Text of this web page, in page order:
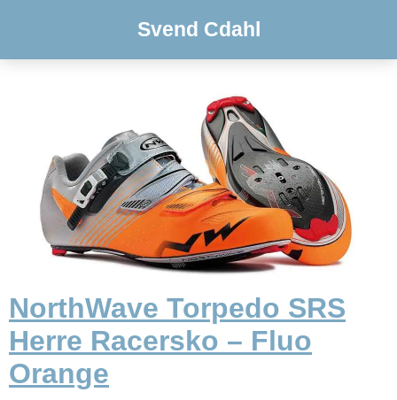
Svend Cdahl
NorthWave Torpedo SRS
Herre Racersko – Fluo
Orange